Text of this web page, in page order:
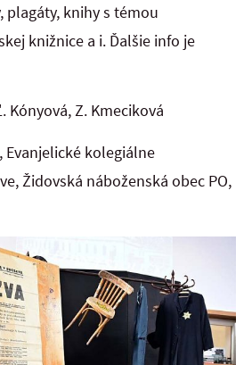
knihy s témou
knižnice a i. Ďalšie info je
Kónyová, Z. Kmeciková
Evanjelické kolegiálne
Židovská náboženská obec PO,